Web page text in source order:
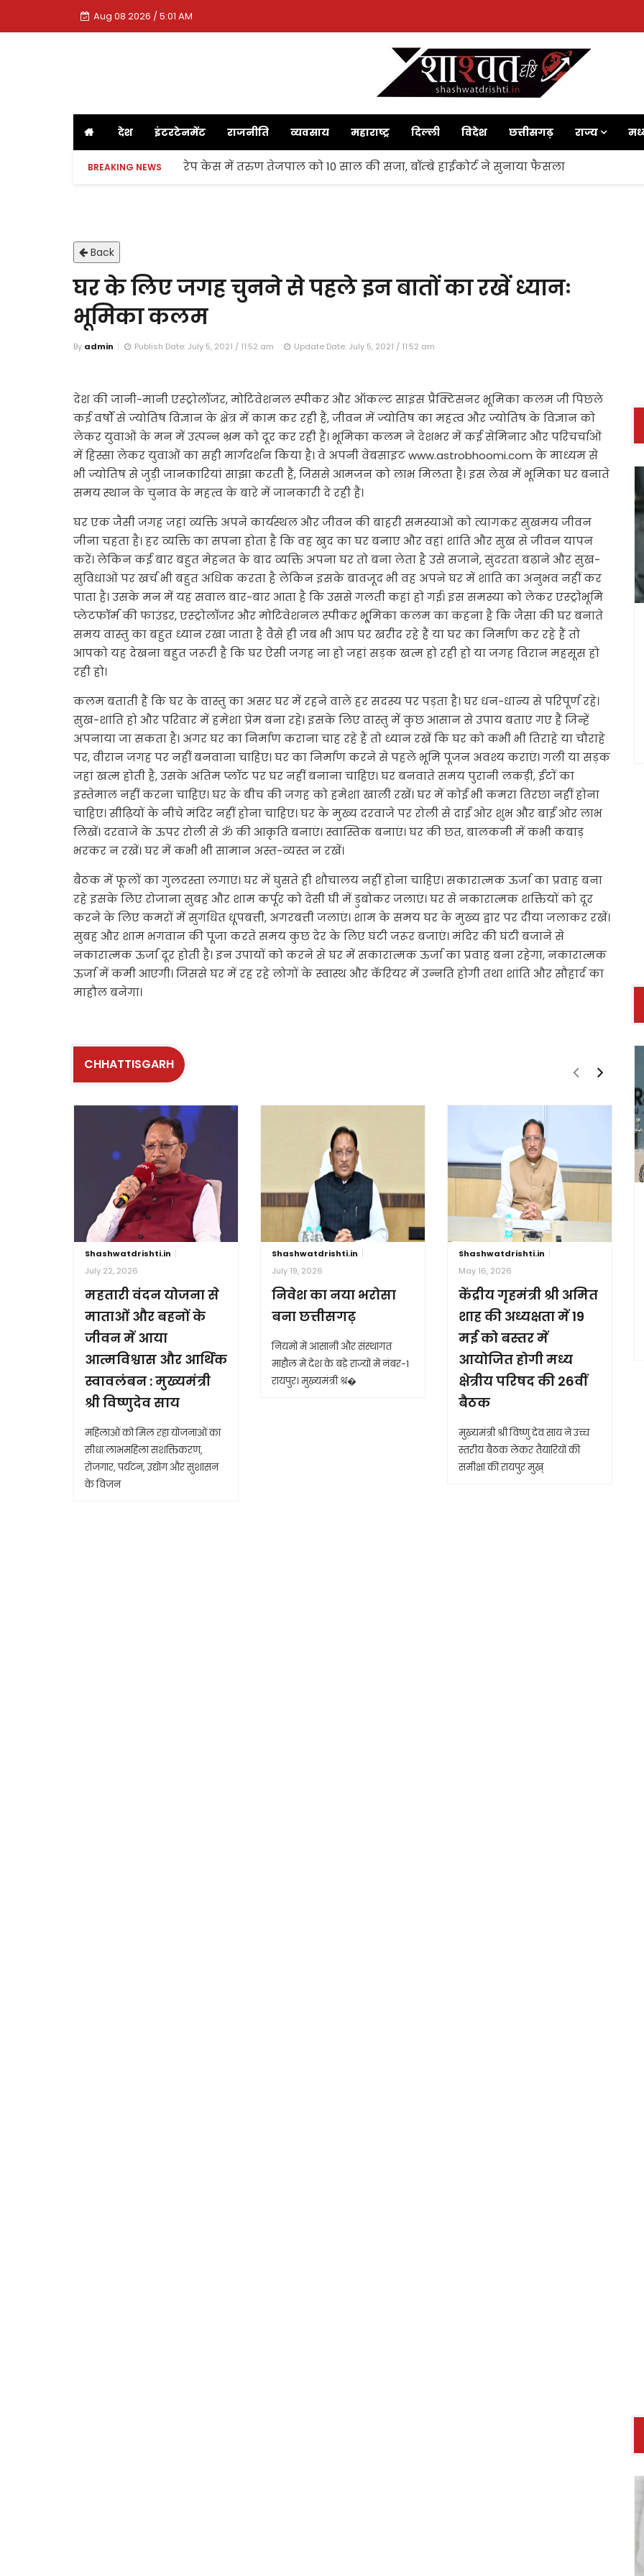
Aug 08 2026 / 5:01 AM
देश इंटरटेनमेंट राजनीति व्यवसाय महाराष्ट्र दिल्ली विदेश छत्तीसगढ़ राज्य
BREAKING NEWS रेप केस में तरुण तेजपाल को 10 साल की सजा, बॉम्बे हाईकोर्ट ने सुनाया फैसला
Back
घर के लिए जगह चुनने से पहले इन बातों का रखें ध्यानः
भूमिका कलम
By admin Publish Date: July 5, 2021 / 11:52 am Update Date: July 5, 2021 / 11:52 am
देश की जानी-मानी एस्ट्रोलॉजर, मोटिवेशनल स्पीकर और ऑकल्ट साइंस प्रैक्टिसनर भूमिका कलम जी पिछले
कई वर्षों से ज्योतिष विज्ञान के क्षेत्र में काम कर रही हैं, जीवन में ज्योतिष का महत्व और ज्योतिष के विज्ञान को
लेकर युवाओं के मन में उत्पन्न भ्रम को दूर कर रही हैं। भूमिका कलम ने देशभर में कई सेमिनार और परिचर्चाओं
में हिस्सा लेकर युवाओं का सही मार्गदर्शन किया है। वे अपनी वेबसाइट www.astrobhoomi.com के माध्यम से
भी ज्योतिष से जुड़ी जानकारियां साझा करती हैं, जिससे आमजन को लाभ मिलता है। इस लेख में भूमिका घर बनाते
समय स्थान के चुनाव के महत्व के बारे में जानकारी दे रही हैं।
घर एक जैसी जगह जहां व्यक्ति अपने कार्यस्थल और जीवन की बाहरी समस्याओं को त्यागकर सुखमय जीवन
जीना चहता है। हर व्यक्ति का सपना होता है कि वह खुद का घर बनाए और वहां शांति और सुख से जीवन यापन
करें। लेकिन कई बार बहुत मेहनत के बाद व्यक्ति अपना घर तो बना लेता है उसे सजाने, सुंदरता बढ़ाने और सुख-
सुविधाओं पर खर्च भी बहुत अधिक करता है लेकिन इसके बावजूद भी वह अपने घर में शांति का अनुभव नहीं कर
पाता है। उसके मन में यह सवाल बार-बार आता है कि उससे गलती कहां हो गई। इस समस्या को लेकर एस्ट्रोभूमि
प्लेटफॉर्म की फाउंडर, एस्ट्रोलॉजर और मोटिवेशनल स्पीकर भू्मिका कलम का कहना है कि जैसा की घर बनाते
समय वास्तु का बहुत ध्यान रखा जाता है वैसे ही जब भी आप घर खरीद रहे हैं या घर का निर्माण कर रहे हैं तो
आपको यह देखना बहुत जरूरी है कि घर ऐसी जगह ना हो जहां सड़क खत्म हो रही हो या जगह विरान महसूस हो
रही हो।
कलम बताती हैं कि घर के वास्तु का असर घर में रहने वाले हर सदस्य पर पड़ता है। घर धन-धान्य से परिपूर्ण रहे।
सुख-शांति हो और परिवार में हमेशा प्रेम बना रहे। इसके लिए वास्तु में कुछ आसान से उपाय बताए गए हैं जिन्हें
अपनाया जा सकता है। अगर घर का निर्माण कराना चाह रहे हैं तो ध्यान रखें कि घर को कभी भी तिराहे या चौराहे
पर, वीरान जगह पर नहीं बनवाना चाहिए। घर का निर्माण करने से पहले भूमि पूजन अवश्य कराएं। गली या सड़क
जहां खत्म होती है, उसके अंतिम प्लॉट पर घर नहीं बनाना चाहिए। घर बनवाते समय पुरानी लकड़ी, ईंटों का
इस्तेमाल नहीं करना चाहिए। घर के बीच की जगह को हमेशा खाली रखें। घर में कोई भी कमरा तिरछा नहीं होना
चाहिए। सीढ़ियों के नीचे मंदिर नहीं होना चाहिए। घर के मुख्य दरवाजे पर रोली से दाईं ओर शुभ और बाईं ओर लाभ
लिखें। दरवाजे के ऊपर रोली से ॐ की आकृति बनाएं। स्वास्तिक बनाएं। घर की छत, बालकनी में कभी कबाड़
भरकर न रखें। घर में कभी भी सामान अस्त-व्यस्त न रखें।
बैठक में फूलों का गुलदस्ता लगाएं। घर में घुसते ही शौचालय नहीं होना चाहिए। सकारात्मक ऊर्जा का प्रवाह बना
रहे इसके लिए रोजाना सुबह और शाम कर्पूर को देसी घी में डुबोकर जलाएं। घर से नकारात्मक शक्तियों को दूर
करने के लिए कमरों में सुगंधित धूपबत्ती, अगरबत्ती जलाएं। शाम के समय घर के मुख्य द्वार पर दीया जलाकर रखें।
सुबह और शाम भगवान की पूजा करते समय कुछ देर के लिए घंटी जरूर बजाएं। मंदिर की घंटी बजाने से
नकारात्मक ऊर्जा दूर होती है। इन उपायों को करने से घर में सकारात्मक ऊर्जा का प्रवाह बना रहेगा, नकारात्मक
ऊर्जा में कमी आएगी। जिससे घर में रह रहे लोगों के स्वास्थ और कॅरियर में उन्नति होगी तथा शांति और सौहार्द का
माहौल बनेगा।
CHHATTISGARH
Shashwatdrishti.in
July 22, 2026
महतारी वंदन योजना से
माताओं और बहनों के
जीवन में आया
आत्मविश्वास और आर्थिक
स्वावलंबन : मुख्यमंत्री
श्री विष्णुदेव साय
महिलाओं को मिल रहा योजनाओं का
सीधा लाभमहिला सशक्तिकरण,
रोजगार, पर्यटन, उद्योग और सुशासन
के विजन
Shashwatdrishti.in
July 19, 2026
निवेश का नया भरोसा
बना छत्तीसगढ़
नियमों में आसानी और संस्थागत
माहौल में देश के बड़े राज्यों में नंबर-1
रायपुर। मुख्यमंत्री श्र�
Shashwatdrishti.in
May 16, 2026
केंद्रीय गृहमंत्री श्री अमित
शाह की अध्यक्षता में 19
मई को बस्तर में
आयोजित होगी मध्य
क्षेत्रीय परिषद की 26वीं
बैठक
मुख्यमंत्री श्री विष्णु देव साय ने उच्च
स्तरीय बैठक लेकर तैयारियों की
समीक्षा की रायपुर मुख्